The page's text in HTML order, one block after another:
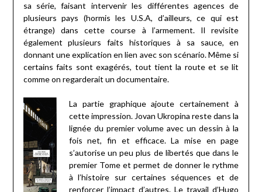
sa série, faisant intervenir les différentes agences de
plusieurs pays (hormis les U.S.A, d’ailleurs, ce qui est
étrange) dans cette course à l’armement. Il revisite
également plusieurs faits historiques à sa sauce, en
donnant une explication en lien avec son scénario. Même si
certains faits sont exagérés, tout tient la route et se lit
comme on regarderait un documentaire.
La partie graphique ajoute certainement à
cette impression. Jovan Ukropina reste dans la
lignée du premier volume avec un dessin à la
fois net, fin et efficace. La mise en page
s’autorise un peu plus de libertés que dans le
premier Tome et permet de donner le rythme
à l’histoire sur certaines séquences et de
renforcer l’impact d’autres. Le travail d’Hugo